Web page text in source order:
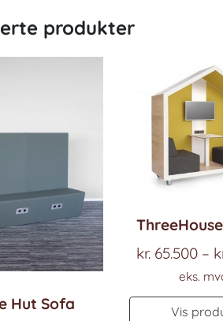
produkter
Hut Sofa
kr.65.500 –
eks.
Vis